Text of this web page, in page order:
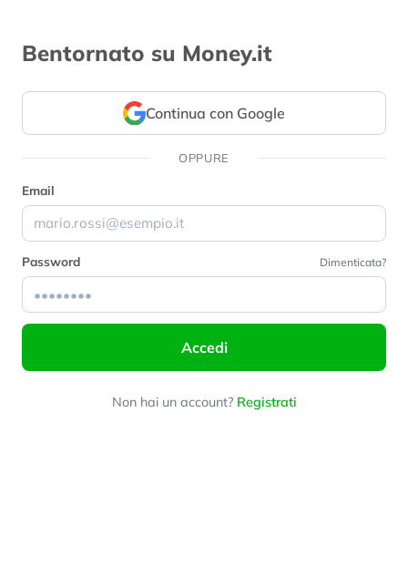
Bentornato su Money.it
Continua con Google
OPPURE
Email
Password Dimenticata?
Accedi
Non hai un account? Registrati